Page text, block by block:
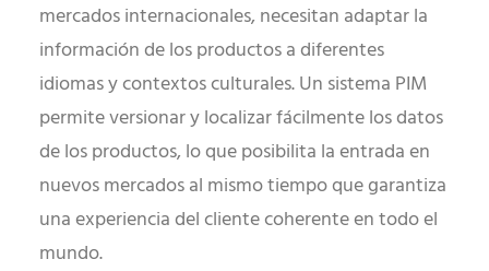
mercados internacionales, necesitan adaptar la
información de los productos a diferentes
idiomas y contextos culturales. Un sistema PIM
permite versionar y localizar fácilmente los datos
de los productos, lo que posibilita la entrada en
nuevos mercados al mismo tiempo que garantiza
una experiencia del cliente coherente en todo el
mundo.